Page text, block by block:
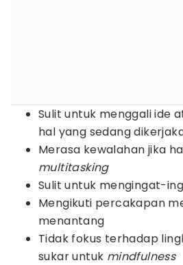
Sulit untuk menggali ide
hal yang sedang
Merasa kewalahan jika
multitasking
Sulit untuk mengingat-
Mengikuti percakapan
menantang
Tidak fokus terhadap
sukar untuk mindfulness